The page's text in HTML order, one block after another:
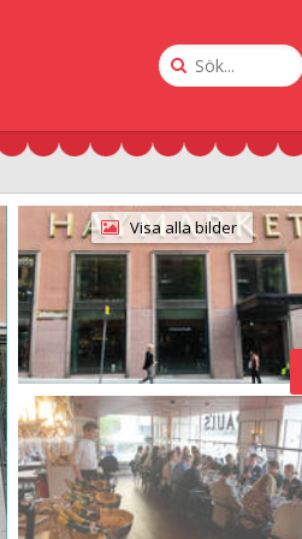
Sök
på
Visa alla bilder